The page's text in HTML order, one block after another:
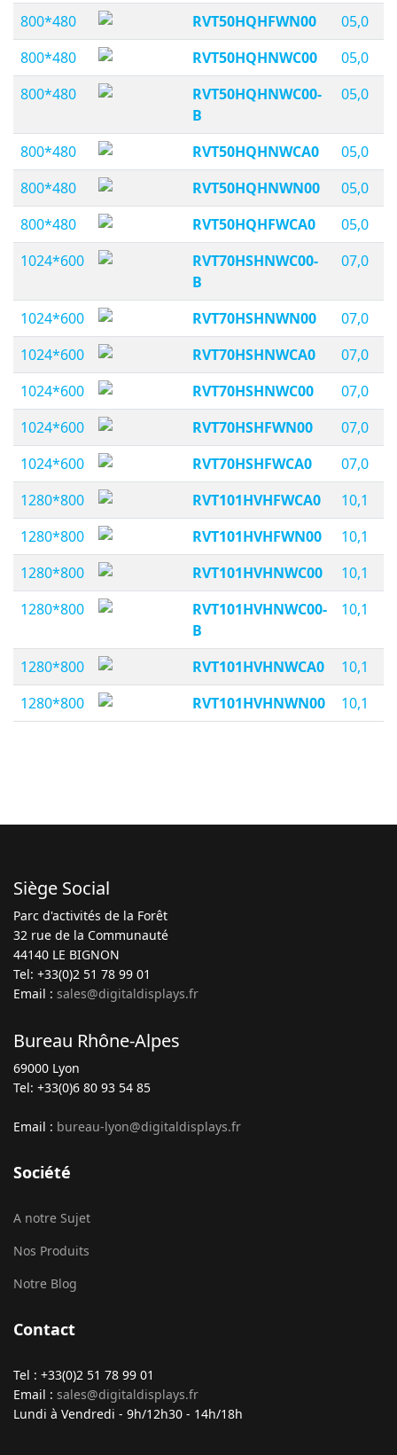
800*480
RVT50HQHFWN00
05,0
800*480
RVT50HQHNWC00
05,0
800*480
RVT50HQHNWC00-
B
05,0
800*480 RVT50HQHNWCA0
05,0
800*480
RVT50HQHNWN00
05,0
800*480
RVT50HQHFWCA0
05,0
1024*600
RVT70HSHNWC00-
B
07,0
1024*600 RVT70HSHNWN00
07,0
1024*600
RVT70HSHNWCA0
07,0
1024*600
RVT70HSHNWC00
07,0
1024*600
RVT70HSHFWN00
07,0
1024*600
RVT70HSHFWCA0
07,0
1280*800
RVT101HVHFWCA0
10,1
1280*800
RVT101HVHFWN00
10,1
1280*800
RVT101HVHNWC00
10,1
1280*800
RVT101HVHNWC00-
B
10,1
1280*800 RVT101HVHNWCA0
10,1
1280*800
RVT101HVHNWN00 10,1
Siège Social
Parc d'activités de la Forêt
32 rue de la Communauté
44140 LE BIGNON
Tel: +33(0)2 51 78 99 01
Email : sales@digitaldisplays.fr
Bureau Rhône-Alpes
69000 Lyon
Tel: +33(0)6 80 93 54 85
Email : bureau-lyon@digitaldisplays.fr
Société
A notre Sujet
Nos Produits
Notre Blog
Contact
Tel : +33(0)2 51 78 99 01
Email : sales@digitaldisplays.fr
Lundi à Vendredi - 9h/12h30 - 14h/18h